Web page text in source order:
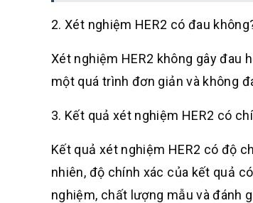
2. Xét nghiệm HER2 có đau
Xét nghiệm HER2 không gây đau
một quá trình đơn giản và không
3. Kết quả xét nghiệm HER2 có
Kết quả xét nghiệm HER2 có độ
nhiên, độ chính xác của kết quả
nghiệm, chất lượng mẫu và đánh